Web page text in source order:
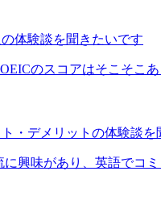
体験談を聞きたいです
のスコアはそこそこ
・デメリットの体験談を
興味があり、英語でコ